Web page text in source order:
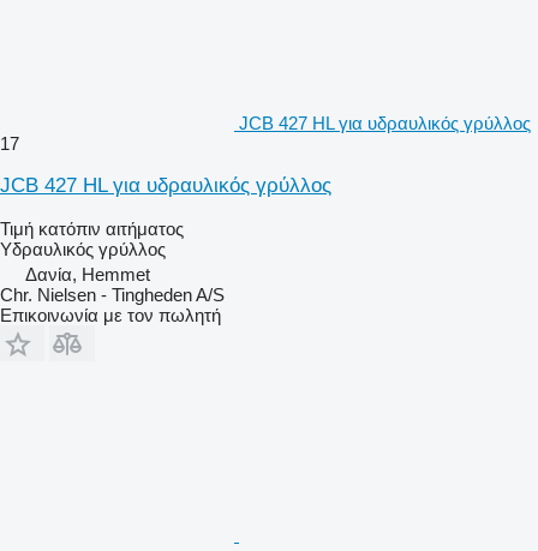
JCB 427 HL για υδραυλικός γρύλλος
17
JCB 427 HL για υδραυλικός γρύλλος
Τιμή κατόπιν αιτήματος
Υδραυλικός γρύλλος
Δανία, Hemmet
Chr. Nielsen - Tingheden A/S
Επικοινωνία με τον πωλητή